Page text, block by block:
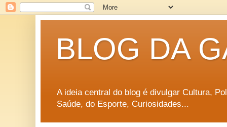
BLOG DA
A ideia central do blog é divulgar Cultura,
Saúde, do Esporte, Curiosidades...